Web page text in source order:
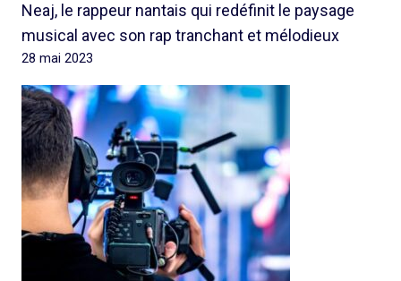
Neaj, le rappeur nantais qui redéfinit le paysage
musical avec son rap tranchant et mélodieux
28 mai 2023